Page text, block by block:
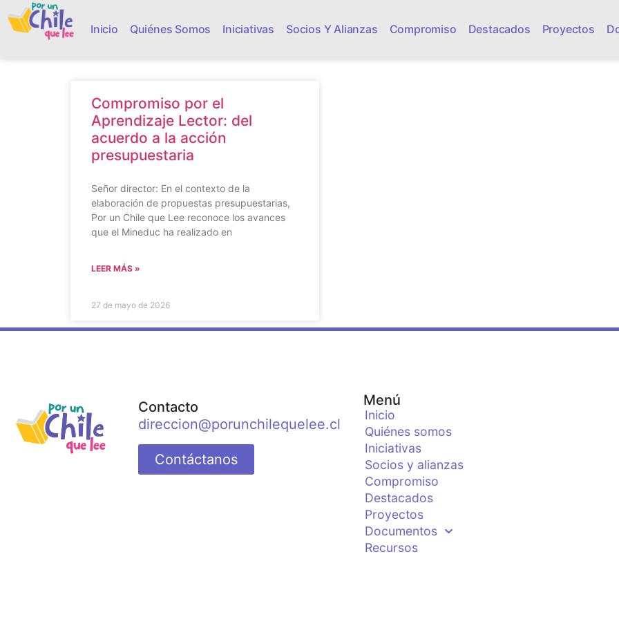
Inicio Quiénes Somos Iniciativas Socios Y Alianzas Compromiso Destacados Proyectos
Compromiso por el
Aprendizaje Lector: del
acuerdo a la acción
presupuestaria
Señor director: En el contexto de la
elaboración de propuestas presupuestarias,
Por un Chile que Lee reconoce los avances
que el Mineduc ha realizado en
LEER MÁS »
27 de mayo de 2026
Contacto
direccion@porunchilequelee.cl
Contáctanos
Menú
Inicio
Quiénes somos
Iniciativas
Socios y alianzas
Compromiso
Destacados
Proyectos
Documentos
Recursos